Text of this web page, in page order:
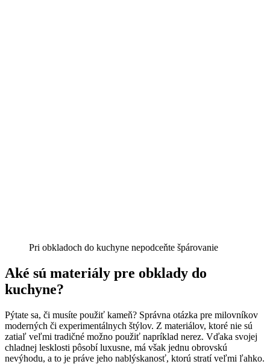
Pri obkladoch do kuchyne nepodceňte špárovanie
Aké sú materiály pre obklady do
kuchyne?
Pýtate sa, či musíte použiť kameň? Správna otázka pre milovníkov
moderných či experimentálnych štýlov. Z materiálov, ktoré nie sú
zatiaľ veľmi tradičné možno použiť napríklad nerez. Vďaka svojej
chladnej lesklosti pôsobí luxusne, má však jednu obrovskú
nevýhodu, a to je práve jeho nablýskanosť, ktorú stratí veľmi ľahko.